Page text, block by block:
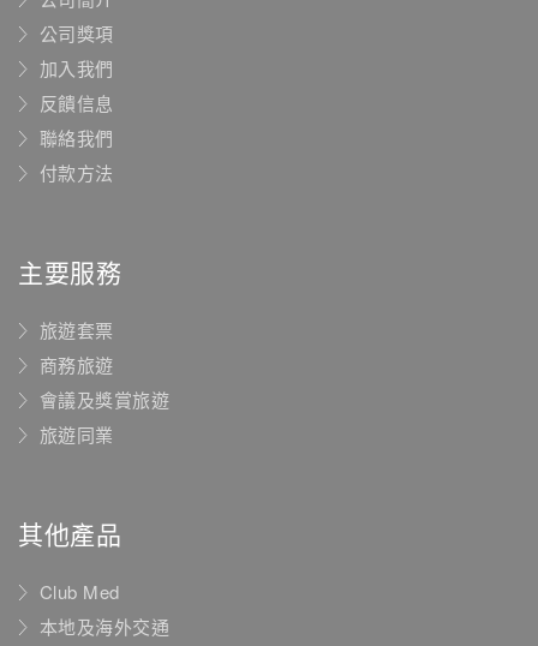
公司獎項
加入我們
反饋信息
聯絡我們
付款方法
主要服務
旅遊套票
商務旅遊
會議及獎賞旅遊
旅遊同業
其他產品
Club Med
本地及海外交通